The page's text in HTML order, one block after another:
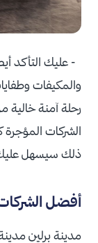
- عليك التأكد
والمكيفات
رحلة آمنة
الشركات
ذلك سيسهل عليك
أفضل الشركات
مدينة برلين